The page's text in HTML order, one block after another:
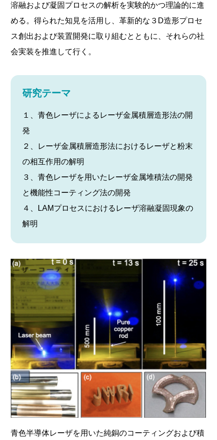
溶融および凝固プロセスの解析を実験的かつ理論的に進
める。得られた知見を活用し、革新的な３D造形プロセ
ス創出および装置開発に取り組むとともに、それらの社
会実装を推進して行く。
研究テーマ
１、青色レーザによるレーザ金属積層造形法の開
発
２、レーザ金属積層造形法におけるレーザと粉末
の相互作用の解明
３、青色レーザを用いたレーザ金属堆積法の開発
と機能性コーティング法の開発
４、LAMプロセスにおけるレーザ溶融凝固現象の
解明
青色半導体レーザを用いた純銅のコーティングおよび積